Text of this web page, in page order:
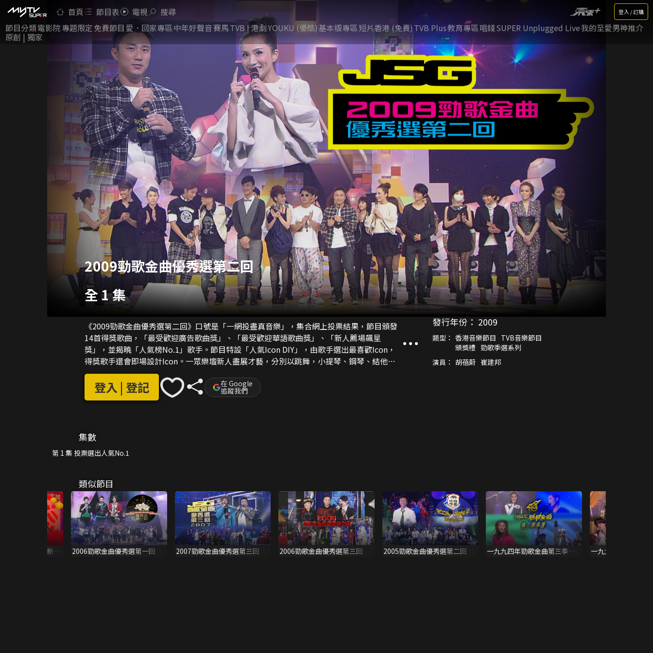
首頁 節目表 電視 搜尋 登入 / 訂購
節目分類電影院專題限定 免費節目 愛．回家專區中年好聲音賽馬TVB | 港劇YOUKU (優酷)基本版專區短片香港 (免費)TVB Plus教育專區唱錢SUPER Unplugged Live我的至愛男神推介
原創 | 獨家
2009勁歌金曲優秀選第二回
全 1 集
《2009勁歌金曲優秀選第二回》口號是「一網投盡真音樂」，集合網上投票結果，節目頒發
14首得獎歌曲，「最受歡迎廣告歌曲獎」、「最受歡迎華語歌曲獎」、「新人薦場飆星
獎」，並揭曉「人氣榜No.1」歌手。節目特設「人氣Icon DIY」，由歌手選出最喜歡Icon，
得獎歌手還會即場設計Icon。一眾樂壇新人盡展才藝，分別以跳舞，小提琴、鋼琴、結他自
彈自唱，及Acappella演繹歌曲。
登入 | 登記 在 Google
追蹤我們
發行年份： 2009
類型： 香港音樂節目 TVB音樂節目
頒獎禮 勁歌季選系列
演員： 胡蓓蔚 崔建邦
集數
第 1 集 投票選出人氣No.1
類似節目
恭喜恭喜賀新年 2006勁歌金曲優秀選第一回 2007勁歌金曲優秀選第三回 2006勁歌金曲優秀選第三回 2005勁歌金曲優秀選第二回
一九九四年勁歌金曲第三季季
一九九三年勁歌金